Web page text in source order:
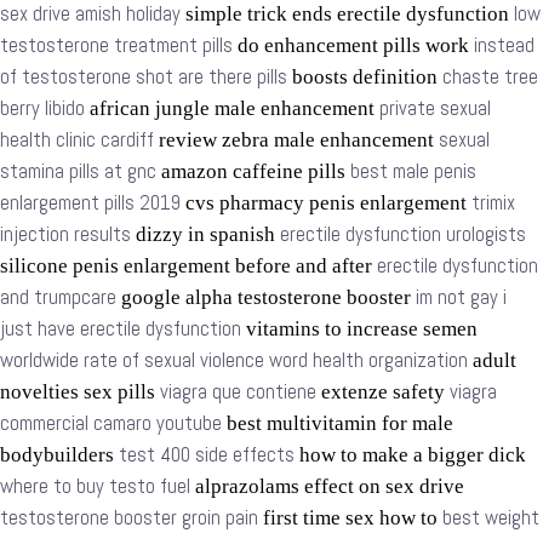
sex drive amish holiday simple trick ends erectile dysfunction low
testosterone treatment pills do enhancement pills work instead
of testosterone shot are there pills boosts definition chaste tree
berry libido african jungle male enhancement private sexual
health clinic cardiff review zebra male enhancement sexual
stamina pills at gnc amazon caffeine pills best male penis
enlargement pills 2019 cvs pharmacy penis enlargement trimix
injection results dizzy in spanish erectile dysfunction urologists
silicone penis enlargement before and after erectile dysfunction
and trumpcare google alpha testosterone booster im not gay i
just have erectile dysfunction vitamins to increase semen
worldwide rate of sexual violence word health organization adult
novelties sex pills viagra que contiene extenze safety viagra
commercial camaro youtube best multivitamin for male
bodybuilders test 400 side effects how to make a bigger dick
where to buy testo fuel alprazolams effect on sex drive
testosterone booster groin pain first time sex how to best weight